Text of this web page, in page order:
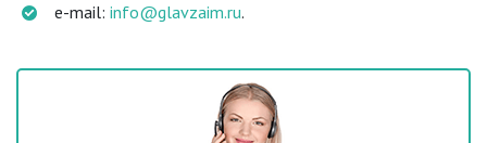
e-mail: info@glavzaim.ru.